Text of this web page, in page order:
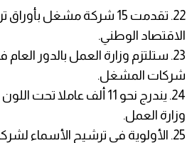
22. تقدمت 15 شركة مشغل
الاقتصاد الوطني.
23. ستلتزم وزارة العمل بالدور
شركات المشغل.
24. يندرج نحو 11 ألف
وزارة العمل.
25. الأولوية في ترشيح الأسماء